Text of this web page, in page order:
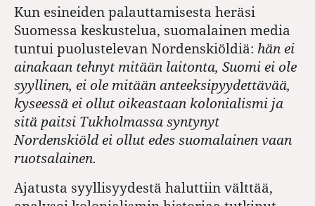
Kun esineiden palauttamisesta heräsi
Suomessa keskustelua, suomalainen media
tuntui puolustelevan Nordenskiöldiä: hän ei
ainakaan tehnyt mitään laitonta, Suomi ei ole
syyllinen, ei ole mitään anteeksipyydettävää,
kyseessä ei ollut oikeastaan kolonialismi ja
sitä paitsi Tukholmassa syntynyt
Nordenskiöld ei ollut edes suomalainen vaan
ruotsalainen.
Ajatusta syyllisyydestä haluttiin välttää,